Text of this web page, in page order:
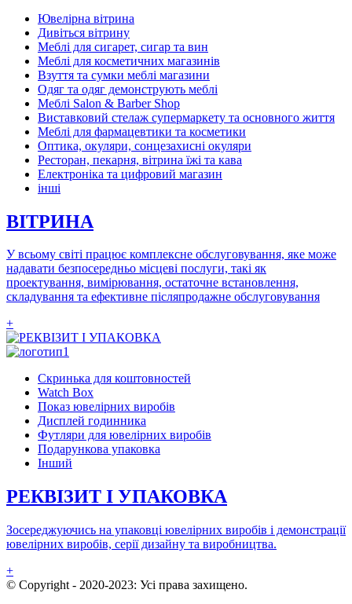
Ювелірна вітрина
Дивіться вітрину
Меблі для сигарет, сигар та вин
Меблі для косметичних магазинів
Взуття та сумки меблі магазини
Одяг та одяг демонструють меблі
Меблі Salon & Barber Shop
Виставковий стелаж супермаркету та основного життя
Меблі для фармацевтики та косметики
Оптика, окуляри, сонцезахисні окуляри
Ресторан, пекарня, вітрина їжі та кава
Електроніка та цифровий магазин
інші
ВІТРИНА
У всьому світі працює комплексне обслуговування, яке може
надавати безпосередньо місцеві послуги, такі як
проектування, вимірювання, остаточне встановлення,
складування та ефективне післяпродажне обслуговування
+
Скринька для коштовностей
Watch Box
Показ ювелірних виробів
Дисплей годинника
Футляри для ювелірних виробів
Подарункова упаковка
Інший
РЕКВІЗИТ І УПАКОВКА
Зосереджуючись на упаковці ювелірних виробів і демонстрації
ювелірних виробів, серії дизайну та виробництва.
+
© Copyright - 2020-2023: Усі права захищено.